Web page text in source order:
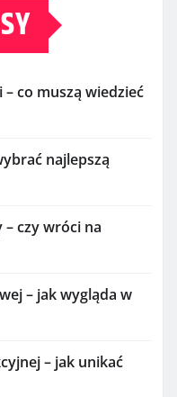
co muszą wiedzieć
najlepszą
czy wróci na
– jak wygląda w
– jak unikać